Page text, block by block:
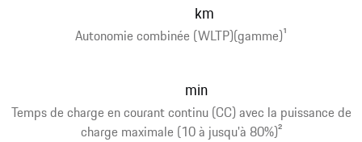
Autonomie combinée (WLTP)(gamme)1
km
Temps de charge en courant continu (CC) avec la puissance de
charge maximale (10 à jusqu'à 80%)2
min